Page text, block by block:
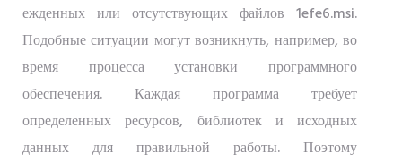
ежденных или отсутствующих файлов 1efe6.msi.
Подобные ситуации могут возникнуть, например, во
время процесса установки программного
обеспечения. Каждая программа требует
определенных ресурсов, библиотек и исходных
данных для правильной работы. Поэтому